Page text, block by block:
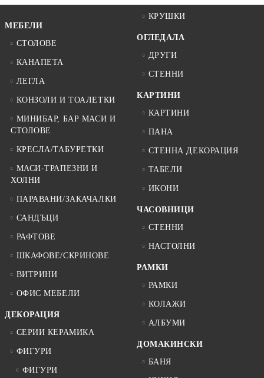
МЕБЕЛИ
СТОЛОВЕ
КАНАПЕТА
ЛЕГЛА
КОНЗОЛИ И ТОАЛЕТКИ
МИНИБАР, БАР МАСИ И
СТОЛОВЕ
КРЕСЛА/ТАБУРЕТКИ
МАСИ-ТРАПЕЗНИ И
ХОЛНИ
ПАРАВАНИ/ЗАКАЧАЛКИ
САНДЪЦИ
РАФТОВЕ
ШКАФОВЕ/СКРИНОВЕ
ВИТРИНИ
ОФИС МЕБЕЛИ
ДЕКОРАЦИЯ
СЕРИИ КЕРАМИКА
ФИГУРИ
ФИГУРИ
КРУШКИ
ОГЛЕДАЛА
ДРУГИ
СТЕННИ
КАРТИНИ
КАРТИНИ
ПАНА
СТЕННА ДЕКОРАЦИЯ
ТАБЕЛИ
ИКОНИ
ЧАСОВНИЦИ
СТЕННИ
НАСТОЛНИ
РАМКИ
РАМКИ
КОЛАЖИ
АЛБУМИ
ДОМАКИНСКИ
БАНЯ